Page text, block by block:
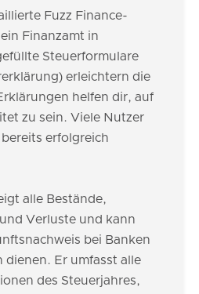
Fuzz Finance-
Finanzamt in
Steuerformulare
erleichtern die
helfen dir, auf
zu sein. Viele Nutzer
erfolgreich
alle Bestände,
Verluste und kann
bei Banken
dienen. Er umfasst alle
des Steuerjahres,